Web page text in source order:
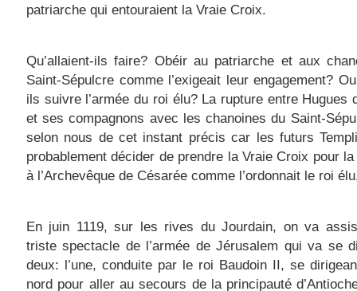
patriarche qui entouraient la Vraie Croix.
Qu’allaient-ils faire? Obéir au patriarche et aux
Saint-Sépulcre comme l’exigeait leur engagement?
ils suivre l’armée du roi élu? La rupture entre Hugues
et ses compagnons avec les chanoines du Saint-
selon nous de cet instant précis car les futurs
probablement décider de prendre la Vraie Croix pour
à l’Archevêque de Césarée comme l’ordonnait le roi
En juin 1119, sur les rives du Jourdain, on va
triste spectacle de l’armée de Jérusalem qui va se
deux: l’une, conduite par le roi Baudoin II, se
nord pour aller au secours de la principauté